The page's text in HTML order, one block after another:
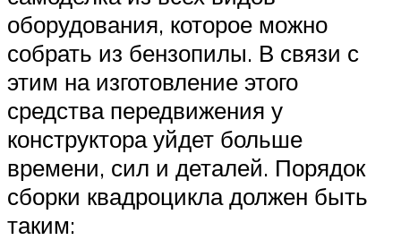
оборудования, которое можно
собрать из бензопилы. В связи с
этим на изготовление этого
средства передвижения у
конструктора уйдет больше
времени, сил и деталей. Порядок
сборки квадроцикла должен быть
таким: